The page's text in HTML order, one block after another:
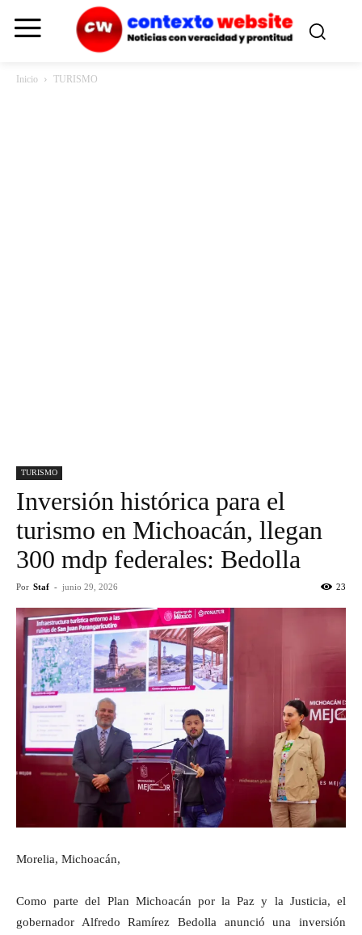
Inicio TURISMO
TURISMO
Inversión histórica para el
turismo en Michoacán, llegan
300 mdp federales: Bedolla
Por Staf - junio 29, 2026 23
Morelia, Michoacán,
Como parte del Plan Michoacán por la Paz y la Justicia, el
gobernador Alfredo Ramírez Bedolla anunció una inversión